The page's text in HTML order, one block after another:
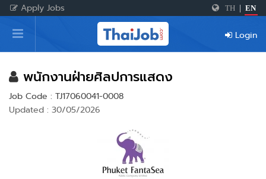
Apply Jobs TH EN
Home
Login
Register
Login
พนักงานฝ่ายศิลปการแสดง
Job Code : TJ17060041-0008
Updated : 30/05/2026